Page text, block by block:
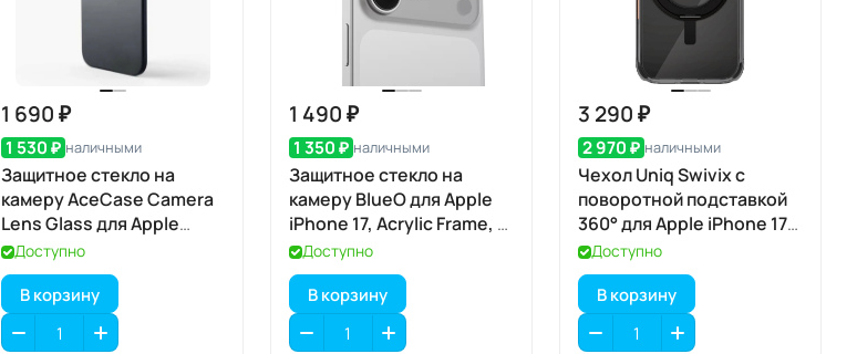
1 690 ₽
1 530 ₽ наличными
Защитное стекло на
камеру AceCase Camera
Lens Glass для Apple
iPhone 17 Air
Доступно
В корзину
1 490 ₽
1 350 ₽ наличными
Защитное стекло на
камеру BlueO для Apple
iPhone 17, Acrylic Frame, 2
шт., Clear (прозрачный), с
аппликатором
Доступно
В корзину
3 290 ₽
2 970 ₽ наличными
Чехол Uniq Swivix с
поворотной подставкой
360° для Apple iPhone 17
Pro, Carbon Black
(карбоновый чёрный),
MagSafe
Доступно
В корзину